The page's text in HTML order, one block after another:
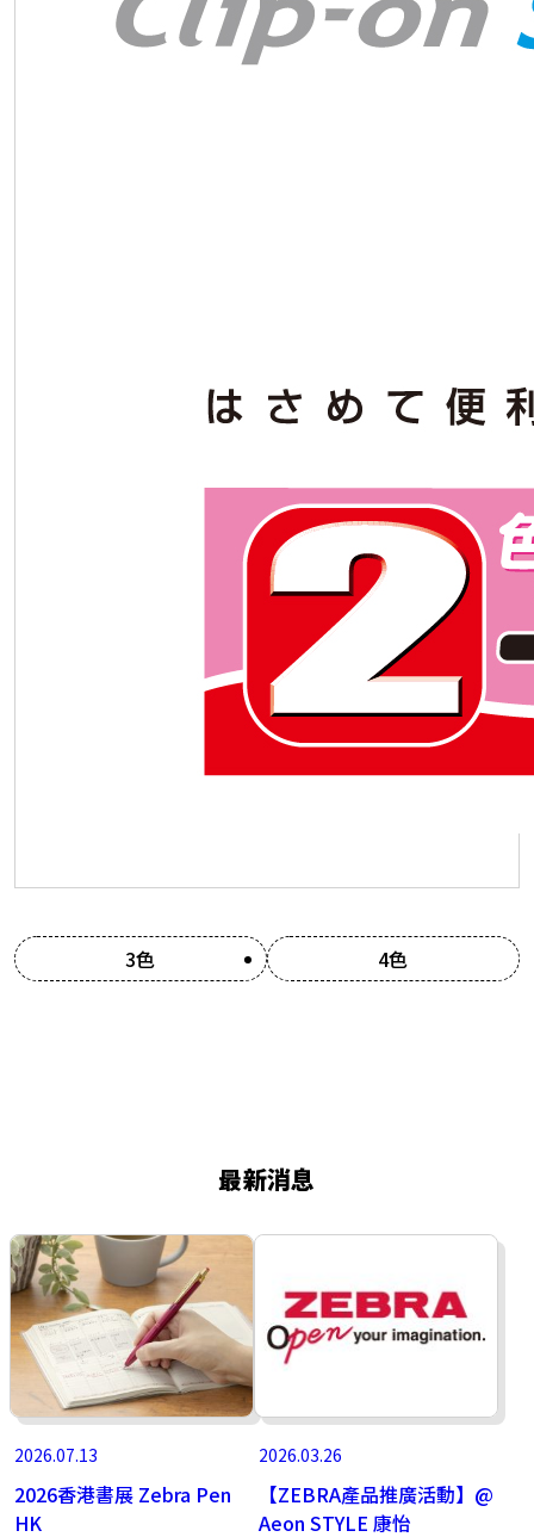
3色 4色
最新消息
2026.07.13
2026香港書展 Zebra Pen
HK
2026.03.26
【ZEBRA產品推廣活動】@
Aeon STYLE 康怡